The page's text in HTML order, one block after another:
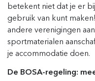
betekent niet dat je er
gebruik van kunt
andere verenigingen
sportmaterialen
je accommodatie doen.
De BOSA-regeling: